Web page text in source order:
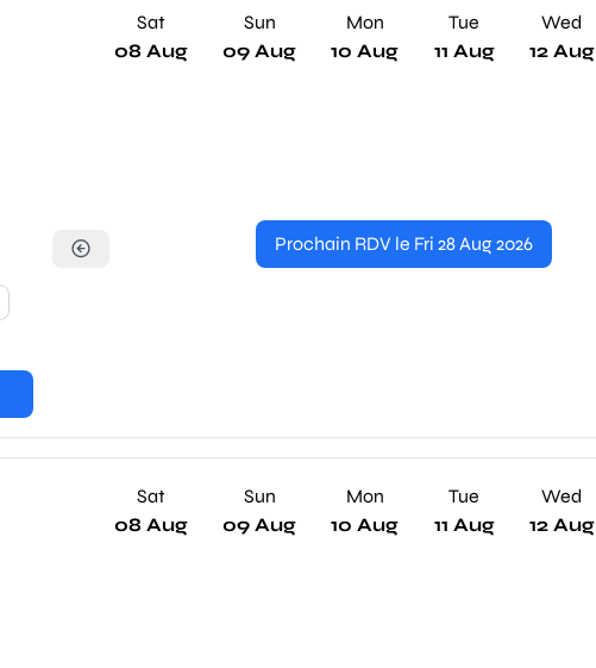
Sat
08 Aug
Sun
09 Aug
Mon
10 Aug
Tue
11 Aug
Wed
12 Aug
Prochain RDV le Fri 28 Aug 2026
Sat
08 Aug
Sun
09 Aug
Mon
10 Aug
Tue
11 Aug
Wed
12 Aug